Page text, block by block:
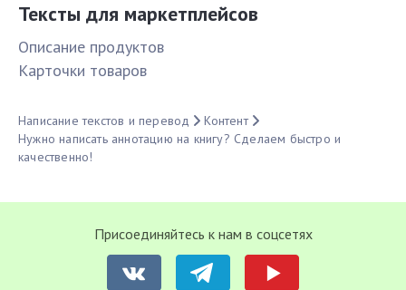
Тексты для маркетплейсов
Описание продуктов
Карточки товаров
Написание текстов и перевод
Контент
Нужно написать аннотацию на книгу? Сделаем быстро и
качественно!
Присоединяйтесь к нам в соцсетях